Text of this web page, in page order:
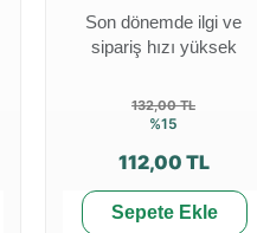
Son dönemde ilgi ve
sipariş hızı yüksek
132,00 TL
%15
112,00 TL
Sepete Ekle